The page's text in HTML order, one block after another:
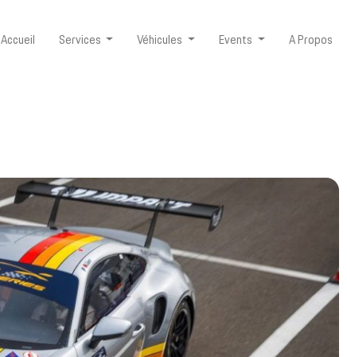
Accueil Services Véhicules Events A Propos